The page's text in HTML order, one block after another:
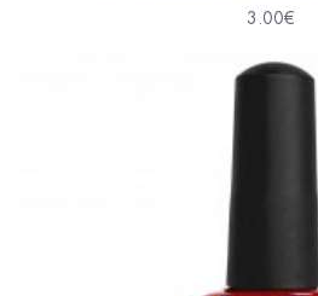
3.00€